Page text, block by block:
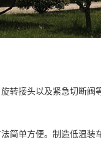
转接头以及紧急切断阀
简单方便。制造低温装